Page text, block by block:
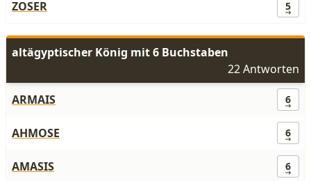
ZOSER 5
altägyptischer König mit 6 Buchstaben
22 Antworten
ARMAIS
6
AHMOSE 6
AMASIS 6